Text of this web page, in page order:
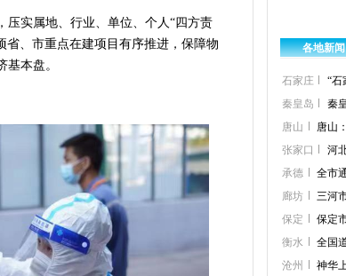
压实属地、行业、单位、个人“四方责
省、市重点在建项目有序推进，保障物
本盘。
各地新闻
石家庄
“石
秦皇岛
秦
唐山
唐山
张家口
河
承德
全市
廊坊
三河
保定
保定
衡水
全国
沧州
神华